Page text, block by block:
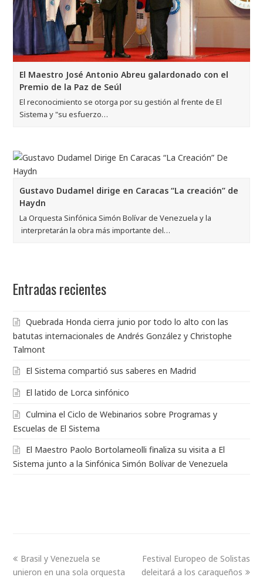
El Maestro José Antonio Abreu galardonado con el
Premio de la Paz de Seúl
El reconocimiento se otorga por su gestión al frente de El
Sistema y "su esfuerzo…
Gustavo Dudamel dirige en Caracas “La creación” de
Haydn
La Orquesta Sinfónica Simón Bolívar de Venezuela y la
interpretarán la obra más importante del…
Entradas recientes
Quebrada Honda cierra junio por todo lo alto con las
batutas internacionales de Andrés González y Christophe
Talmont
El Sistema compartió sus saberes en Madrid
El latido de Lorca sinfónico
Culmina el Ciclo de Webinarios sobre Programas y
Escuelas de El Sistema
El Maestro Paolo Bortolameolli finaliza su visita a El
Sistema junto a la Sinfónica Simón Bolívar de Venezuela
Brasil y Venezuela se
unieron en una sola orquesta
Festival Europeo de Solistas
deleitará a los caraqueños